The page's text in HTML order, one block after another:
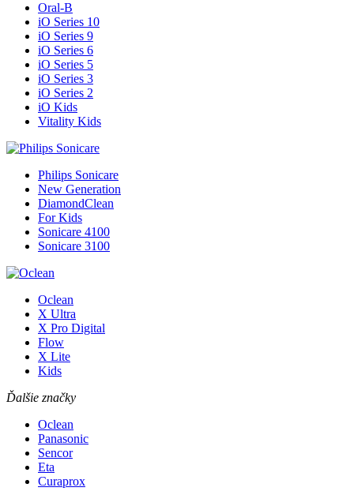
Oral-B
iO Series 10
iO Series 9
iO Series 6
iO Series 5
iO Series 3
iO Series 2
iO Kids
Vitality Kids
Philips Sonicare
New Generation
DiamondClean
For Kids
Sonicare 4100
Sonicare 3100
Oclean
X Ultra
X Pro Digital
Flow
X Lite
Kids
Ďalšie značky
Oclean
Panasonic
Sencor
Eta
Curaprox